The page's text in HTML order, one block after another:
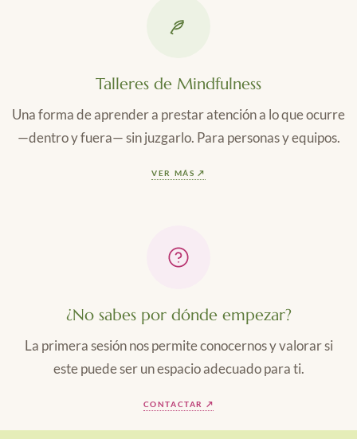
Talleres de Mindfulness
Una forma de aprender a prestar atención a lo que ocurre
—dentro y fuera— sin juzgarlo. Para personas y equipos.
VER MÁS ↗
¿No sabes por dónde empezar?
La primera sesión nos permite conocernos y valorar si
este puede ser un espacio adecuado para ti.
CONTACTAR ↗